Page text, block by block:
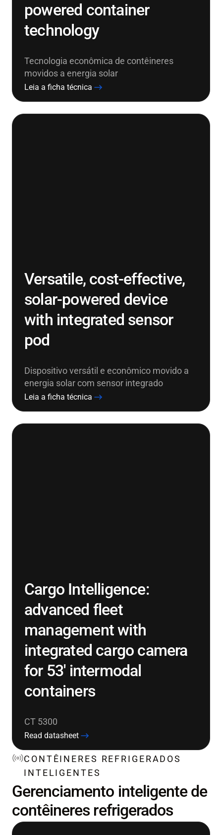
powered container
technology
Tecnologia econômica de contêineres
movidos a energia solar
Leia a ficha técnica
Versatile, cost-effective,
solar-powered device
with integrated sensor
pod
Dispositivo versátil e econômico movido a
energia solar com sensor integrado
Leia a ficha técnica
Cargo Intelligence:
advanced fleet
management with
integrated cargo camera
for 53' intermodal
containers
CT 5300
Read datasheet
CONTÊINERES REFRIGERADOS
INTELIGENTES
Gerenciamento inteligente de
contêineres refrigerados